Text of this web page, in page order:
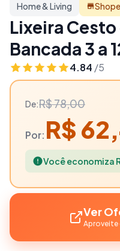
Home & Living
Lixeira Cesto
Bancada 3 a
Tampa
Powermaid -
& Living
4.84 /5
De:R$ 78,00
Por: R$
Você economiza
Ver
Aproveite